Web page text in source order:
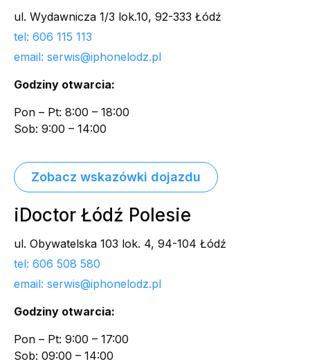
ul. Wydawnicza 1/3 lok.10, 92-333 Łódź
tel: 606 115 113
email: serwis@iphonelodz.pl
Godziny otwarcia:
Pon – Pt: 8:00 – 18:00
Sob: 9:00 – 14:00
Zobacz wskazówki dojazdu
iDoctor Łódź Polesie
ul. Obywatelska 103 lok. 4, 94-104 Łódź
tel: 606 508 580
email: serwis@iphonelodz.pl
Godziny otwarcia:
Pon – Pt: 9:00 – 17:00
Sob: 09:00 – 14:00